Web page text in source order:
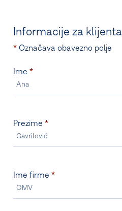
Informacije za klijenta
* Označava obavezno polje
Ime *
Prezime *
Ime firme *